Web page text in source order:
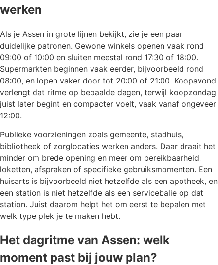
werken
Als je Assen in grote lijnen bekijkt, zie je een paar
duidelijke patronen. Gewone winkels openen vaak rond
09:00 of 10:00 en sluiten meestal rond 17:30 of 18:00.
Supermarkten beginnen vaak eerder, bijvoorbeeld rond
08:00, en lopen vaker door tot 20:00 of 21:00. Koopavond
verlengt dat ritme op bepaalde dagen, terwijl koopzondag
juist later begint en compacter voelt, vaak vanaf ongeveer
12:00.
Publieke voorzieningen zoals gemeente, stadhuis,
bibliotheek of zorglocaties werken anders. Daar draait het
minder om brede opening en meer om bereikbaarheid,
loketten, afspraken of specifieke gebruiksmomenten. Een
huisarts is bijvoorbeeld niet hetzelfde als een apotheek, en
een station is niet hetzelfde als een servicebalie op dat
station. Juist daarom helpt het om eerst te bepalen met
welk type plek je te maken hebt.
Het dagritme van Assen: welk
moment past bij jouw plan?